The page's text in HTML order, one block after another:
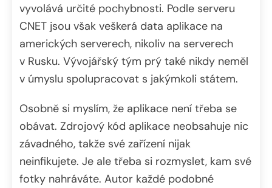
vyvolává určité pochybnosti. Podle serveru
CNET jsou však veškerá data aplikace na
amerických serverech, nikoliv na serverech
v Rusku. Vývojářský tým prý také nikdy neměl
v úmyslu spolupracovat s jakýmkoli státem.
Osobně si myslím, že aplikace není třeba se
obávat. Zdrojový kód aplikace neobsahuje nic
závadného, takže své zařízení nijak
neinfikujete. Je ale třeba si rozmyslet, kam své
fotky nahráváte. Autor každé podobné